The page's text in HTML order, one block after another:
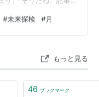
に巨大な洞窟がある
ート5面分の広さがあ
だよね♪」ミケ:「確か
て記事にも書いてあ
#未来探検 #月
もっと見る
46 ブックマーク